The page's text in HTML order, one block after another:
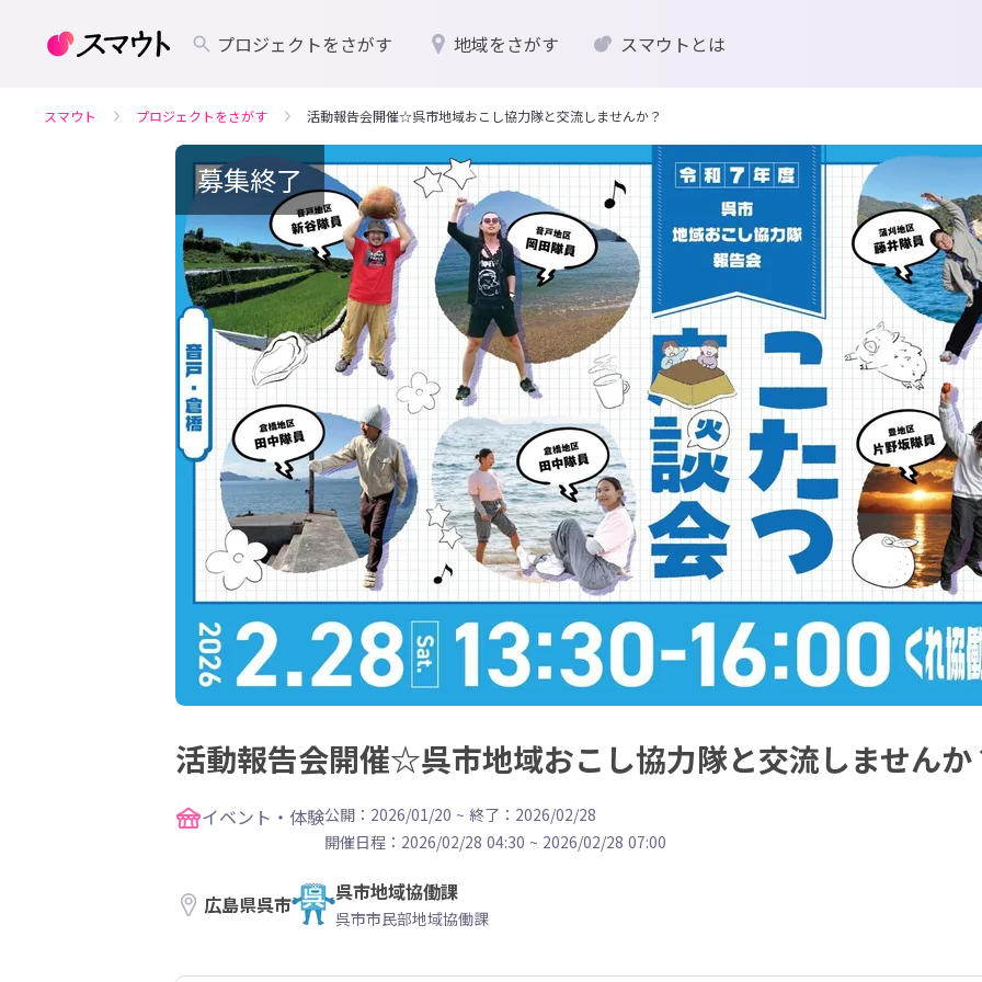
プロジェクトをさがす 地域をさがす スマウトとは
スマウト プロジェクトをさがす 活動報告会開催☆呉市地域おこし協力隊と交流しませんか？
募集終了
活動報告会開催☆呉市地域おこし協力隊と交流しませんか
イベント・体験公開：2026/01/20 ~ 終了：2026/02/28
開催日程： 2026/02/28 04:30 ~ 2026/02/28 07:00
広島県呉市 呉市地域協働課
呉市市民部地域協働課